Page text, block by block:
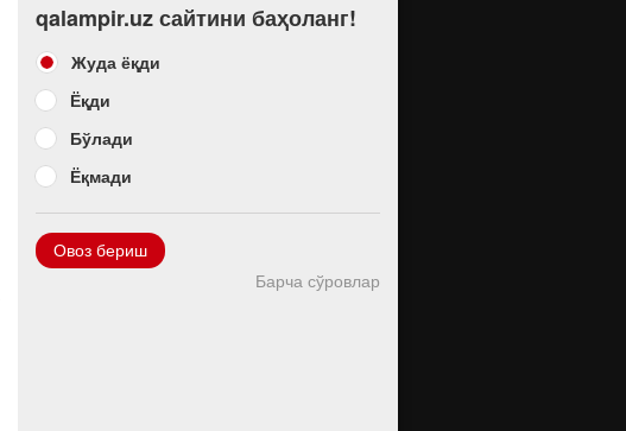
qalampir.uz сайтини баҳоланг!
Жуда ёқди
Ёқди
Бўлади
Ёқмади
Овоз бериш
Барча сўровлар